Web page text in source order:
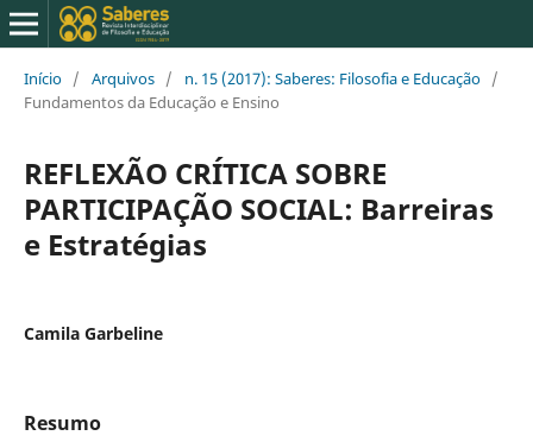
Início / Arquivos / n. 15 (2017): Saberes: Filosofia e Educação /
Fundamentos da Educação e Ensino
REFLEXÃO CRÍTICA SOBRE
PARTICIPAÇÃO SOCIAL: Barreiras
e Estratégias
Camila Garbeline
Resumo